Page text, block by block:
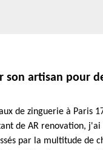
son artisan pour
de zinguerie à Paris
de AR renovation, j'ai
par la multitude de